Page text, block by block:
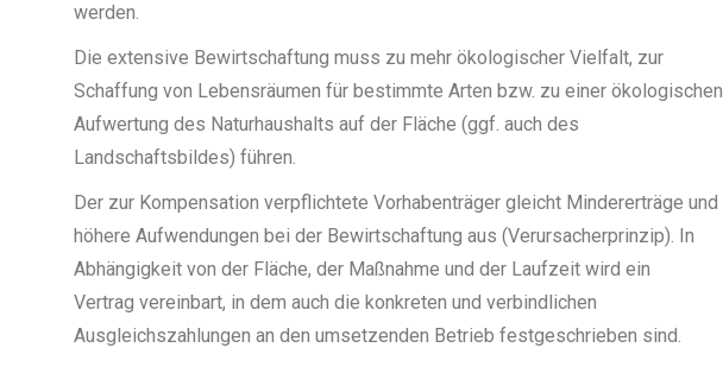
werden.
Die extensive Bewirtschaftung muss zu mehr ökologischer Vielfalt, zur
Schaffung von Lebensräumen für bestimmte Arten bzw. zu einer ökologischen
Aufwertung des Naturhaushalts auf der Fläche (ggf. auch des
Landschaftsbildes) führen.
Der zur Kompensation verpflichtete Vorhabenträger gleicht Mindererträge und
höhere Aufwendungen bei der Bewirtschaftung aus (Verursacherprinzip). In
Abhängigkeit von der Fläche, der Maßnahme und der Laufzeit wird ein
Vertrag vereinbart, in dem auch die konkreten und verbindlichen
Ausgleichszahlungen an den umsetzenden Betrieb festgeschrieben sind.